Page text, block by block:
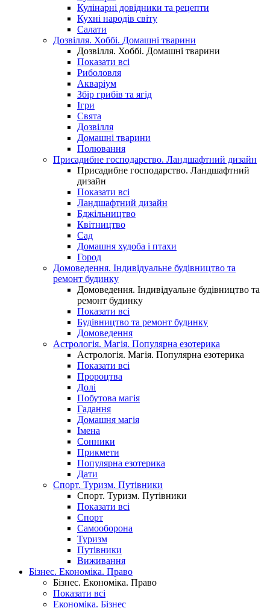
Кулінарні довідники та рецепти
Кухні народів світу
Салати
Дозвілля. Хоббі. Домашні тварини
Дозвілля. Хоббі. Домашні тварини
Показати всі
Риболовля
Акваріум
Збір грибів та ягід
Ігри
Свята
Дозвілля
Домашні тварини
Полювання
Присадибне господарство. Ландшафтний дизайн
Присадибне господарство. Ландшафтний
дизайн
Показати всі
Ландшафтний дизайн
Бджільництво
Квітництво
Сад
Домашня худоба і птахи
Город
Домоведення. Індивідуальне будівництво та
ремонт будинку
Домоведення. Індивідуальне будівництво та
ремонт будинку
Показати всі
Будівництво та ремонт будинку
Домоведення
Астрологія. Магія. Популярна езотерика
Астрологія. Магія. Популярна езотерика
Показати всі
Пророцтва
Долі
Побутова магія
Гадання
Домашня магія
Імена
Сонники
Прикмети
Популярна езотерика
Дати
Спорт. Туризм. Путівники
Спорт. Туризм. Путівники
Показати всі
Спорт
Самооборона
Туризм
Путівники
Виживання
Бізнес. Економіка. Право
Бізнес. Економіка. Право
Показати всі
Економіка. Бізнес